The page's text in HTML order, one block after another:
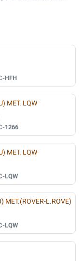
HFH
MET. LQW
1266
MET. LQW
LQW
MET.(ROVER-L.ROVE)
LQW